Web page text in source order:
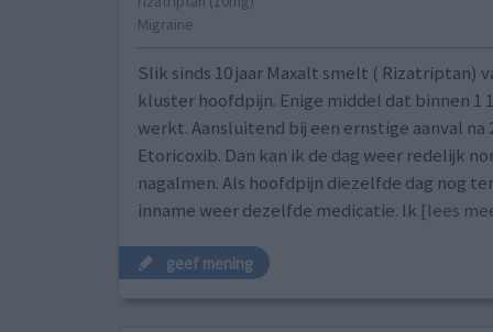
Migraine
Slik sinds 10 jaar Maxalt smelt ( Rizatriptan)
kluster hoofdpijn. Enige middel dat binnen 1
werkt. Aansluitend bij een ernstige aanval na
Etoricoxib. Dan kan ik de dag weer redelijk
nagalmen. Als hoofdpijn diezelfde dag nog
inname weer dezelfde medicatie. Ik [lees
geef mening